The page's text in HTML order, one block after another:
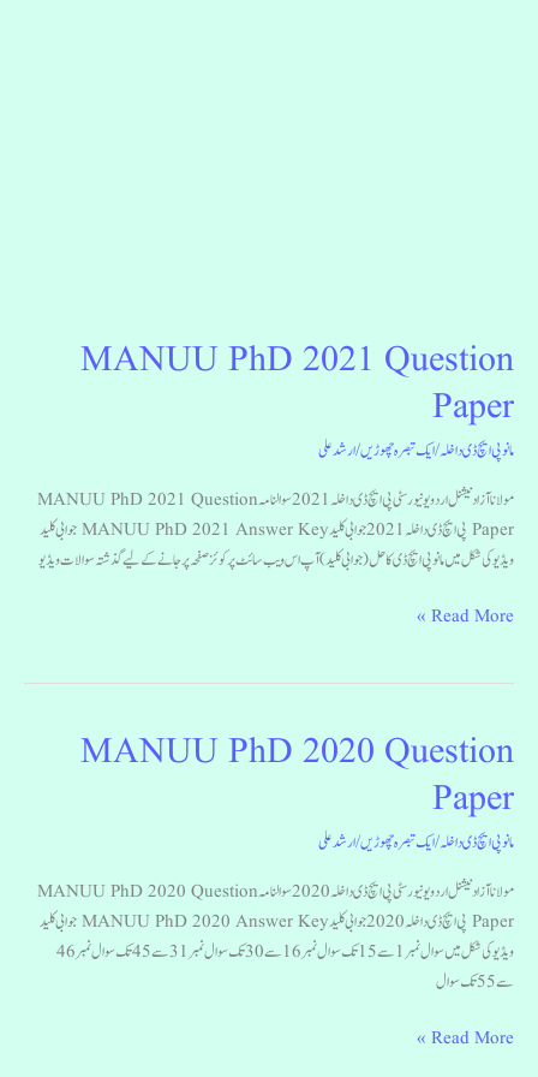
MANUU PhD 2021 Question
Paper
مانو پی ایچ ڈی داخلہ/ایک تبصرہ چھوڑیں/ارشد علی
مولانا آزاد نیشنل اردو یونیورسٹی پی ایچ ڈی داخلہ 2021 سوالنامہ MANUU PhD 2021 Question
Paper پی ایچ ڈی داخلہ 2021 جوابی کلید MANUU PhD 2021 Answer Key جوابی کلید
ویڈیو کی شکل میں مانو پی ایچ ڈی کا حل (جوابی کلید) آپ اس ویب سائٹ پرکوئز صفحہ پر جانے کے لیے گذشتہ سوالات ویڈیو
MANUU
2021
Question
Paper
Read More »
MANUU PhD 2020 Question
Paper
مانو پی ایچ ڈی داخلہ/ایک تبصرہ چھوڑیں/ارشد علی
مولانا آزاد نیشنل اردو یونیورسٹی پی ایچ ڈی داخلہ 2020 سوالنامہ MANUU PhD 2020 Question
Paper پی ایچ ڈی داخلہ 2020 جوابی کلید MANUU PhD 2020 Answer Key جوابی کلید
ویڈیو کی شکل میں سوال نمبر1 سے 15 تک سوال نمبر16 سے 30 تک سوال نمبر31 سے 45 تک سوال نمبر46
سے 55 تک سوال
MANUU
2020
Question
Paper
Read More »